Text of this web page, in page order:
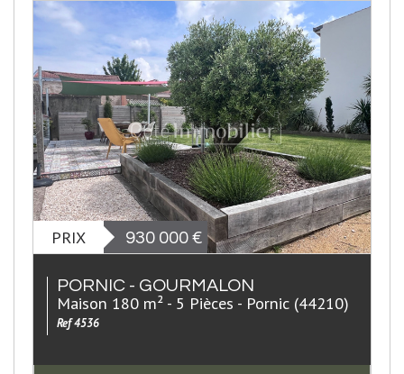
PRIX 930 000 €
PORNIC - GOURMALON
Maison 180 m² - 5 Pièces - Pornic (44210)
Ref 4536